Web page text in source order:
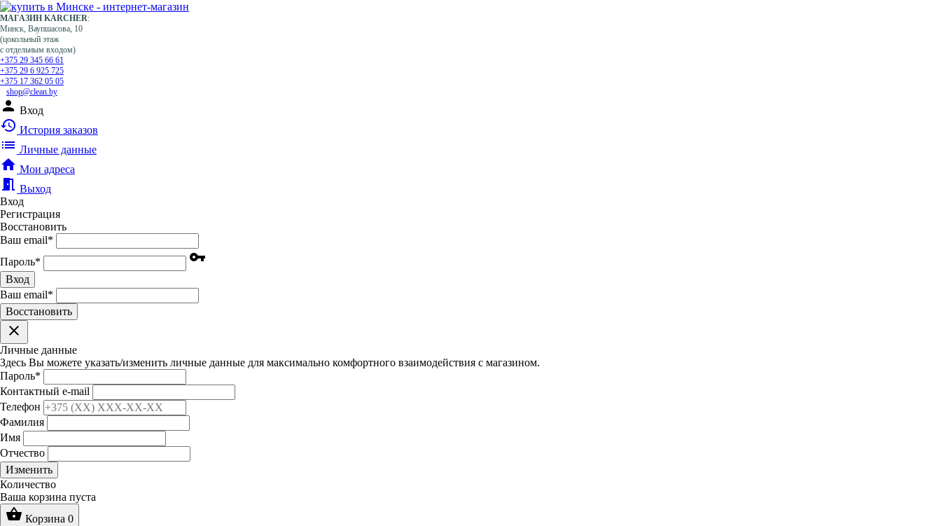
МАГАЗИН KARCHER:
Минск, Ваупшасова, 10
(цокольный этаж
с отдельным входом)
+375 29 345 66 61
+375 29 6 925 725
+375 17 362 05 05
shop@clean.by
person Вход
history История заказов
list Личные данные
home Мои адреса
meeting_room Выход
Вход
Регистрация
Восстановить
Ваш email*
Пароль* vpn_key
Вход
Ваш email*
Воcстановить
clear
Личные данные
Здесь Вы можете указать/изменить личные данные для максимально комфортного взаимодействия с магазином.
Пароль*
Контактный e-mail
Телефон
Фамилия
Имя
Отчество
Изменить
Количество
Ваша корзина пуста
shopping_basket Корзина 0